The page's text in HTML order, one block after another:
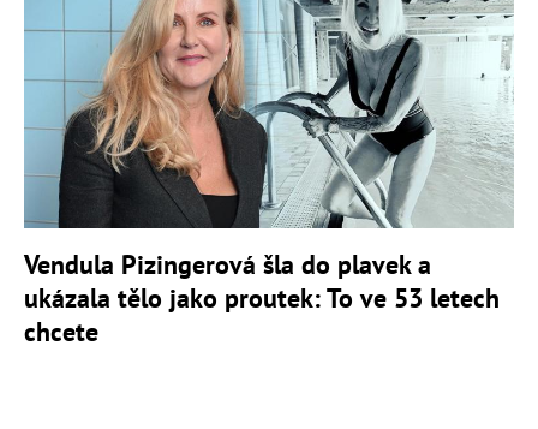
Vendula Pizingerová šla do plavek a
ukázala tělo jako proutek: To ve 53 letech
chcete